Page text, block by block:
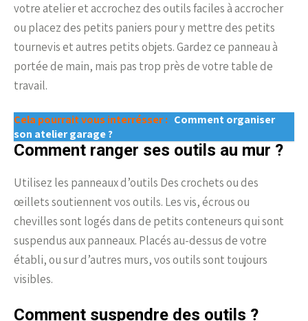
votre atelier et accrochez des outils faciles à accrocher
ou placez des petits paniers pour y mettre des petits
tournevis et autres petits objets. Gardez ce panneau à
portée de main, mais pas trop près de votre table de
travail.
Cela pourrait vous interrésser : Comment organiser
son atelier garage ?
Comment ranger ses outils au mur ?
Utilisez les panneaux d’outils Des crochets ou des
œillets soutiennent vos outils. Les vis, écrous ou
chevilles sont logés dans de petits conteneurs qui sont
suspendus aux panneaux. Placés au-dessus de votre
établi, ou sur d’autres murs, vos outils sont toujours
visibles.
Comment suspendre des outils ?